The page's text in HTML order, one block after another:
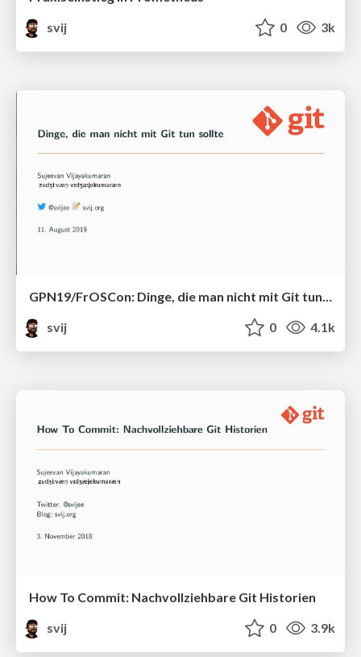
svij
0 3k
GPN19/FrOSCon: Dinge, die man nicht mit Git tun sollte
svij
0 4.1k
How To Commit: Nachvollziehbare Git Historien
svij
0 3.9k